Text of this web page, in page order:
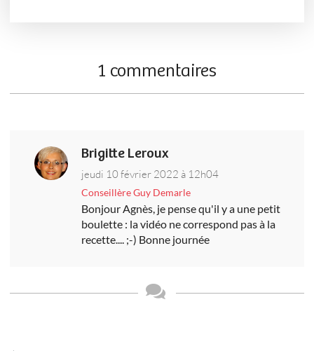
1 commentaires
Brigitte Leroux
jeudi 10 février 2022 à 12h04
Conseillère Guy Demarle
Bonjour Agnès, je pense qu'il y a une petit
boulette : la vidéo ne correspond pas à la
recette.... ;-) Bonne journée